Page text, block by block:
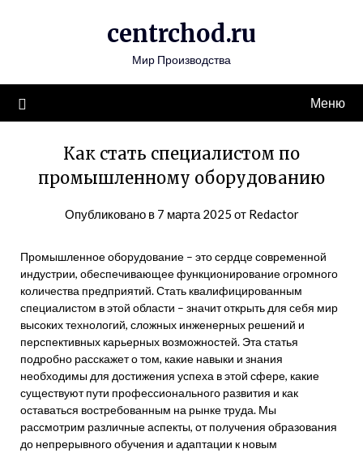
centrchod.ru
Мир Производства
Меню
Как стать специалистом по
промышленному оборудованию
Опубликовано в 7 марта 2025 от Redactor
Промышленное оборудование – это сердце современной
индустрии, обеспечивающее функционирование огромного
количества предприятий. Стать квалифицированным
специалистом в этой области – значит открыть для себя мир
высоких технологий, сложных инженерных решений и
перспективных карьерных возможностей. Эта статья
подробно расскажет о том, какие навыки и знания
необходимы для достижения успеха в этой сфере, какие
существуют пути профессионального развития и как
оставаться востребованным на рынке труда. Мы
рассмотрим различные аспекты, от получения образования
до непрерывного обучения и адаптации к новым